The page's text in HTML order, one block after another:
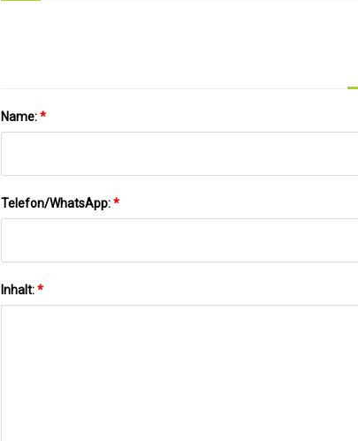
Name:*
Telefon/WhatsApp:*
Inhalt:*